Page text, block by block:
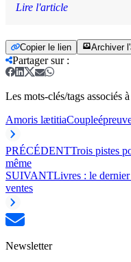
Lire l'article
Copier le lien Archiver
Partager sur:
Les mots-clés/tags associés
Amoris lætitiaCouple
PRÉCÉDENTTrois pistes
même
SUIVANTLivres : le
ventes
Newsletter